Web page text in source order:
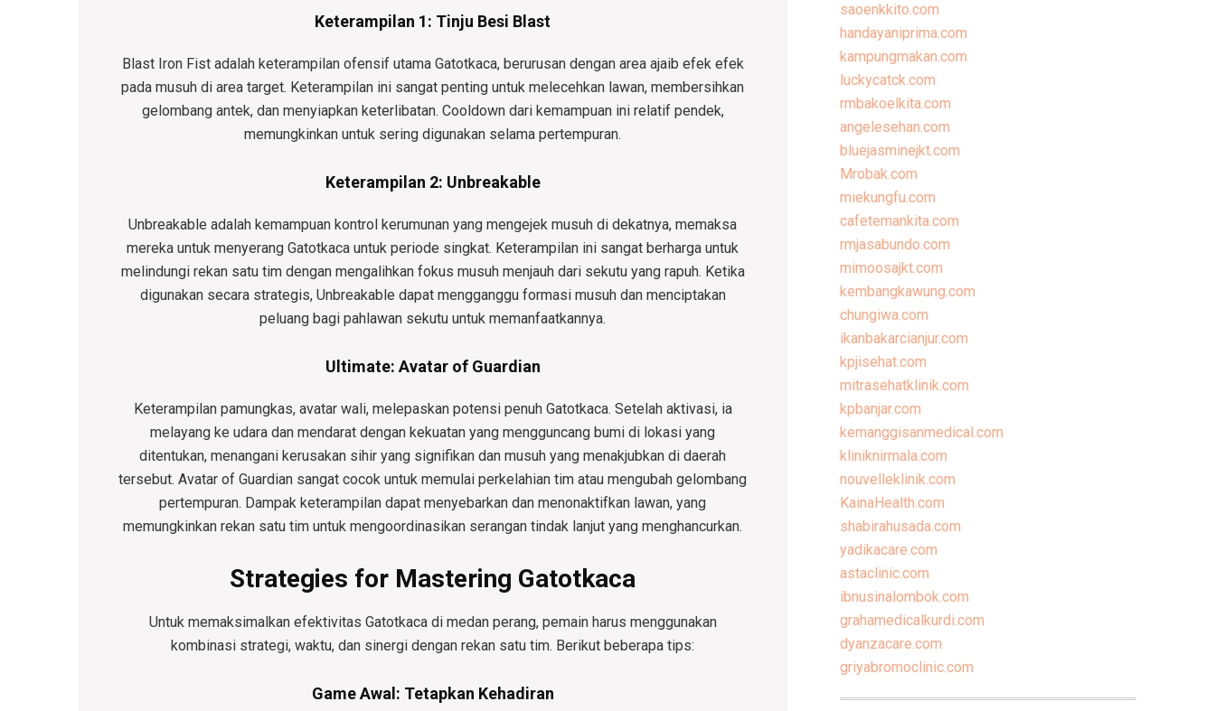
Keterampilan 1: Tinju Besi Blast
Blast Iron Fist adalah keterampilan ofensif utama Gatotkaca, berurusan dengan area ajaib efek efek
pada musuh di area target. Keterampilan ini sangat penting untuk melecehkan lawan, membersihkan
gelombang antek, dan menyiapkan keterlibatan. Cooldown dari kemampuan ini relatif pendek,
memungkinkan untuk sering digunakan selama pertempuran.
Keterampilan 2: Unbreakable
Unbreakable adalah kemampuan kontrol kerumunan yang mengejek musuh di dekatnya, memaksa
mereka untuk menyerang Gatotkaca untuk periode singkat. Keterampilan ini sangat berharga untuk
melindungi rekan satu tim dengan mengalihkan fokus musuh menjauh dari sekutu yang rapuh. Ketika
digunakan secara strategis, Unbreakable dapat mengganggu formasi musuh dan menciptakan
peluang bagi pahlawan sekutu untuk memanfaatkannya.
Ultimate: Avatar of Guardian
Keterampilan pamungkas, avatar wali, melepaskan potensi penuh Gatotkaca. Setelah aktivasi, ia
melayang ke udara dan mendarat dengan kekuatan yang mengguncang bumi di lokasi yang
ditentukan, menangani kerusakan sihir yang signifikan dan musuh yang menakjubkan di daerah
tersebut. Avatar of Guardian sangat cocok untuk memulai perkelahian tim atau mengubah gelombang
pertempuran. Dampak keterampilan dapat menyebarkan dan menonaktifkan lawan, yang
memungkinkan rekan satu tim untuk mengoordinasikan serangan tindak lanjut yang menghancurkan.
Strategies for Mastering Gatotkaca
Untuk memaksimalkan efektivitas Gatotkaca di medan perang, pemain harus menggunakan
kombinasi strategi, waktu, dan sinergi dengan rekan satu tim. Berikut beberapa tips:
Game Awal: Tetapkan Kehadiran
saoenkkito.com
handayaniprima.com
kampungmakan.com
luckycatck.com
rmbakoelkita.com
angelesehan.com
bluejasminejkt.com
Mrobak.com
miekungfu.com
cafetemankita.com
rmjasabundo.com
mimoosajkt.com
kembangkawung.com
chungiwa.com
ikanbakarcianjur.com
kpjisehat.com
mitrasehatklinik.com
kpbanjar.com
kemanggisanmedical.com
kliniknirmala.com
nouvelleklinik.com
KainaHealth.com
shabirahusada.com
yadikacare.com
astaclinic.com
ibnusinalombok.com
grahamedicalkurdi.com
dyanzacare.com
griyabromoclinic.com